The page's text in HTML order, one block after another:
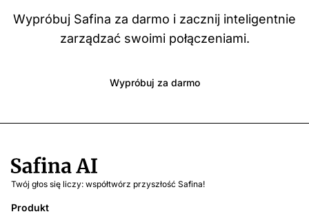
Wypróbuj Safina za darmo i zacznij inteligentnie
zarządzać swoimi połączeniami.
Wypróbuj za darmo
Twój głos się liczy: współtwórz przyszłość Safina!
Produkt